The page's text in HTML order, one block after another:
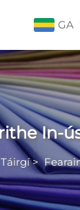
GA
In-
Táirgí>